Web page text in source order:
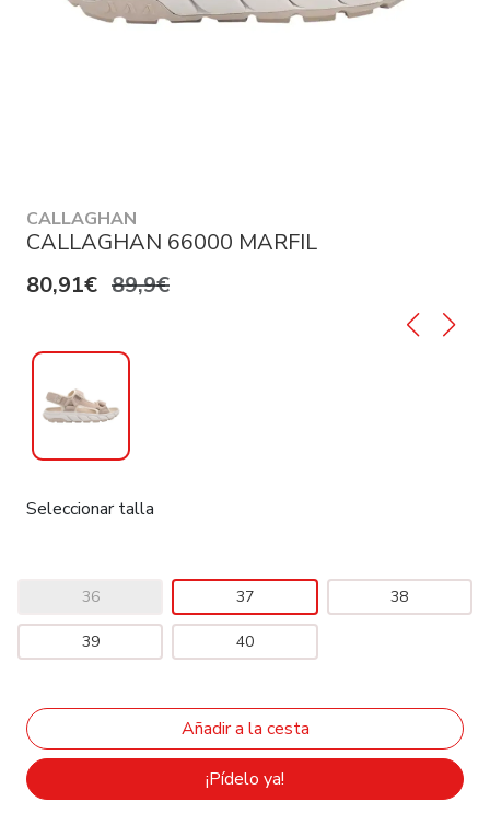
CALLAGHAN
CALLAGHAN 66000 MARFIL
80,91€ 89,9€
Seleccionar talla
36 37 38
39 40
¡Pídelo ya!